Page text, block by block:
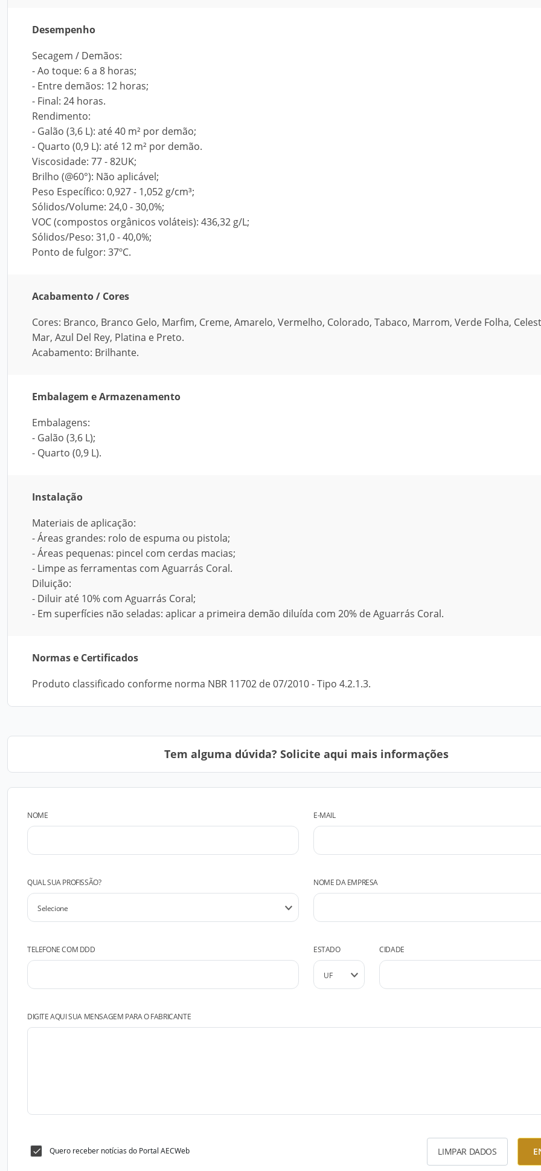
Desempenho
Secagem / Demãos:
- Ao toque: 6 a 8 horas;
- Entre demãos: 12 horas;
- Final: 24 horas.
Rendimento:
- Galão (3,6 L): até 40 m² por demão;
- Quarto (0,9 L): até 12 m² por demão.
Viscosidade: 77 - 82UK;
Brilho (@60°): Não aplicável;
Peso Específico: 0,927 - 1,052 g/cm³;
Sólidos/Volume: 24,0 - 30,0%;
VOC (compostos orgânicos voláteis): 436,32 g/L;
Sólidos/Peso: 31,0 - 40,0%;
Ponto de fulgor: 37ºC.
Acabamento / Cores
Cores: Branco, Branco Gelo, Marfim, Creme, Amarelo, Vermelho, Colorado, Tabaco, Marrom, Verde Folha,
Mar, Azul Del Rey, Platina e Preto.
Acabamento: Brilhante.
Embalagem e Armazenamento
Embalagens:
- Galão (3,6 L);
- Quarto (0,9 L).
Instalação
Materiais de aplicação:
- Áreas grandes: rolo de espuma ou pistola;
- Áreas pequenas: pincel com cerdas macias;
- Limpe as ferramentas com Aguarrás Coral.
Diluição:
- Diluir até 10% com Aguarrás Coral;
- Em superfícies não seladas: aplicar a primeira demão diluída com 20% de Aguarrás Coral.
Normas e Certificados
Produto classificado conforme norma NBR 11702 de 07/2010 - Tipo 4.2.1.3.
Tem alguma dúvida? Solicite aqui mais informações
NOME E-MAIL
QUAL SUA PROFISSÃO? NOME DA EMPRESA
TELEFONE COM DDD ESTADO CIDADE
DIGITE AQUI SUA MENSAGEM PARA O FABRICANTE
Quero receber notícias do Portal AECWeb LIMPAR DADOS